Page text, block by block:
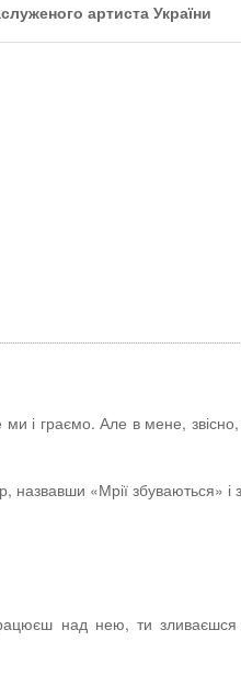
артиста України
і граємо. Але в мене, звісно,
назвавши «Мрії збуваються» і
над нею, ти зливаєшся